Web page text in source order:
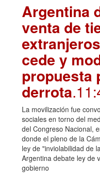
Argentina
venta de
cede y
propuesta
derrota
La movilización fue
sociales en torno del
del Congreso Nacional,
donde el pleno de la
ley de "inviolabilidad de
Argentina debate ley de
gobierno